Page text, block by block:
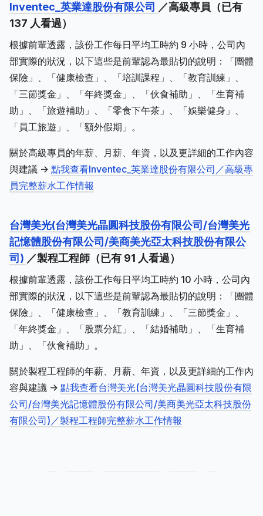
Inventec_英業達股份有限公司 ／高級專員（已有
137 人看過）
根據前輩透露，該份工作每日平均工時約 9 小時，公司內
部實際的狀況，以下這些是前輩認為最貼切的說明：「團體
保險」、「健康檢查」、「培訓課程」、「教育訓練」、
「三節獎金」、「年終獎金」、「伙食補助」、「生育補
助」、「旅遊補助」、「零食下午茶」、「娛樂健身」、
「員工旅遊」、「額外假期」。
關於高級專員的年薪、月薪、年資，以及更詳細的工作內容
與建議 -> 點我查看Inventec_英業達股份有限公司／高級專
員完整薪水工作情報
台灣美光(台灣美光晶圓科技股份有限公司/台灣美光
記憶體股份有限公司/美商美光亞太科技股份有限公
司) ／製程工程師（已有 91 人看過）
根據前輩透露，該份工作每日平均工時約 10 小時，公司內
部實際的狀況，以下這些是前輩認為最貼切的說明：「團體
保險」、「健康檢查」、「教育訓練」、「三節獎金」、
「年終獎金」、「股票分紅」、「結婚補助」、「生育補
助」、「伙食補助」。
關於製程工程師的年薪、月薪、年資，以及更詳細的工作內
容與建議 -> 點我查看台灣美光(台灣美光晶圓科技股份有限
公司/台灣美光記憶體股份有限公司/美商美光亞太科技股份
有限公司)／製程工程師完整薪水工作情報